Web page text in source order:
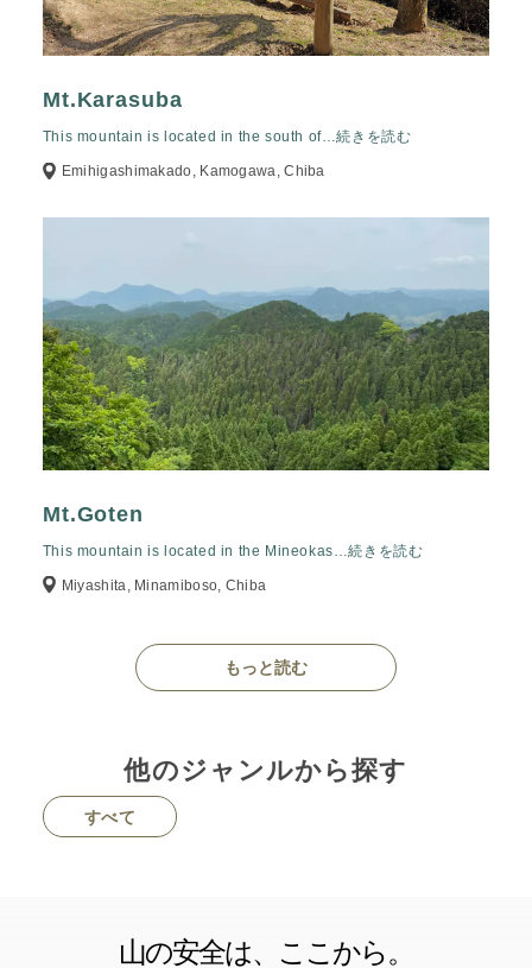
Mt.Karasuba
This mountain is located in the south of…続きを読む
Emihigashimakado, Kamogawa, Chiba
Mt.Goten
This mountain is located in the Mineokas…続きを読む
Miyashita, Minamiboso, Chiba
もっと読む
他のジャンルから探す
すべて
山の安全は、ここから。